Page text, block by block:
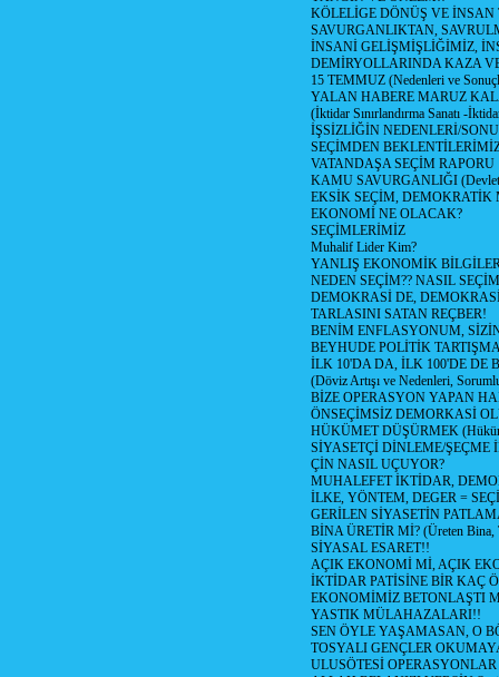
KÖLELİGE DÖNÜŞ VE İNSAN
SAVURGANLIKTAN,
İNSANİ GELİŞMİŞLİĞİMİZ,
DEMİRYOLLARINDA KAZA
15 TEMMUZ (Nedenleri ve
YALAN HABERE MARUZ
(İktidar Sınırlandırma Sanatı -
İŞSİZLİĞİN NEDENLERİ/
SEÇİMDEN
VATANDAŞA SEÇİM RAPORU
KAMU SAVURGANLIĞI (Devlet
EKSİK SEÇİM, DEMOKRATİK
EKONOMİ NE OLACAK?
SEÇİMLERİMİZ
Muhalif Lider Kim?
YANLIŞ EKONOMİK
NEDEN SEÇİM?? NASIL
DEMOKRASİ DE,
TARLASINI SATAN REÇBER!
BENİM ENFLASYONUM,
BEYHUDE POLİTİK
İLK 10'DA DA, İLK 100'DE DE
(Döviz Artışı ve Nedenleri,
BİZE OPERASYON YAPAN
ÖNSEÇİMSİZ DEMORKASİ
HÜKÜMET DÜŞÜRMEK
SİYASETÇİ DİNLEME/ŞEÇME
ÇİN NASIL UÇUYOR?
MUHALEFET İKTİDAR,
İLKE, YÖNTEM, DEGER =
GERİLEN SİYASETİN
BİNA ÜRETİR Mİ? (Üreten Bina,
SİYASAL ESARET!!
AÇIK EKONOMİ Mİ, AÇIK
İKTİDAR PATİSİNE BİR KAÇ
EKONOMİMİZ BETONLAŞTI
YASTIK MÜLAHAZALARI!!
SEN ÖYLE YAŞAMASAN, O
TOSYALI GENÇLER
ULUSÖTESİ OPERASYONLAR